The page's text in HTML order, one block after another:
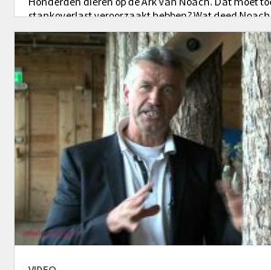
stankoverlast veroorzaakt hebben? Wat deed
en gasvorming op de ark?